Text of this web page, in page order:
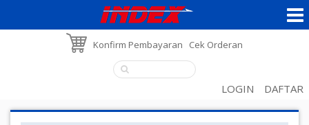
Konfirm Pembayaran Cek Orderan
LOGIN DAFTAR